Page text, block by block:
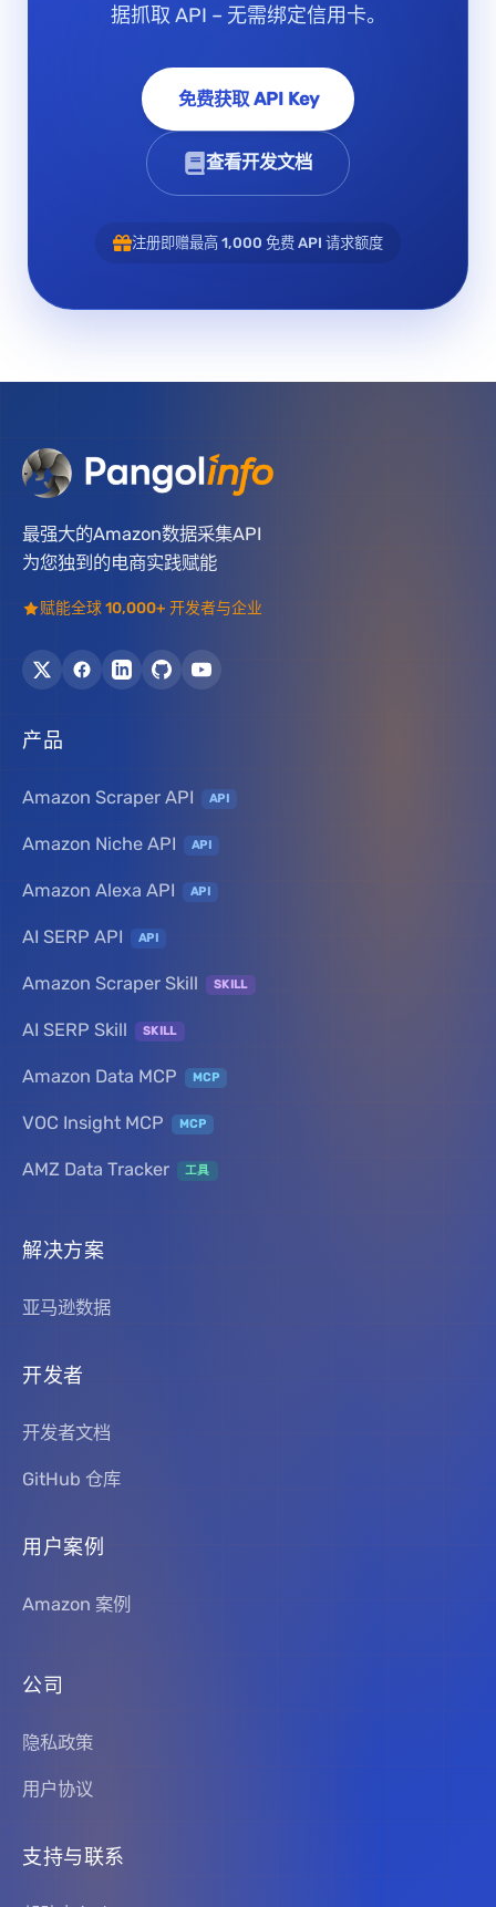
据抓取 API – 无需绑定信用卡。
免费获取 API Key
查看开发文档
注册即赠最高 1,000 免费 API 请求额度
最强大的Amazon数据采集API
为您独到的电商实践赋能
赋能全球 10,000+ 开发者与企业
产品
Amazon Scraper API API
Amazon Niche API API
Amazon Alexa API API
AI SERP API API
Amazon Scraper Skill SKILL
AI SERP Skill SKILL
Amazon Data MCP MCP
VOC Insight MCP MCP
AMZ Data Tracker 工具
解决方案
亚马逊数据
开发者
开发者文档
GitHub 仓库
用户案例
Amazon 案例
公司
隐私政策
用户协议
支持与联系